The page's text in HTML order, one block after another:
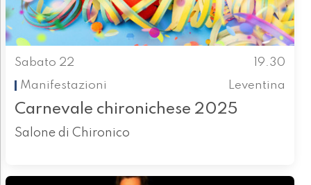
Sabato 22
19.30
Manifestazioni
Leventina
Carnevale chironichese 2025
Salone di Chironico